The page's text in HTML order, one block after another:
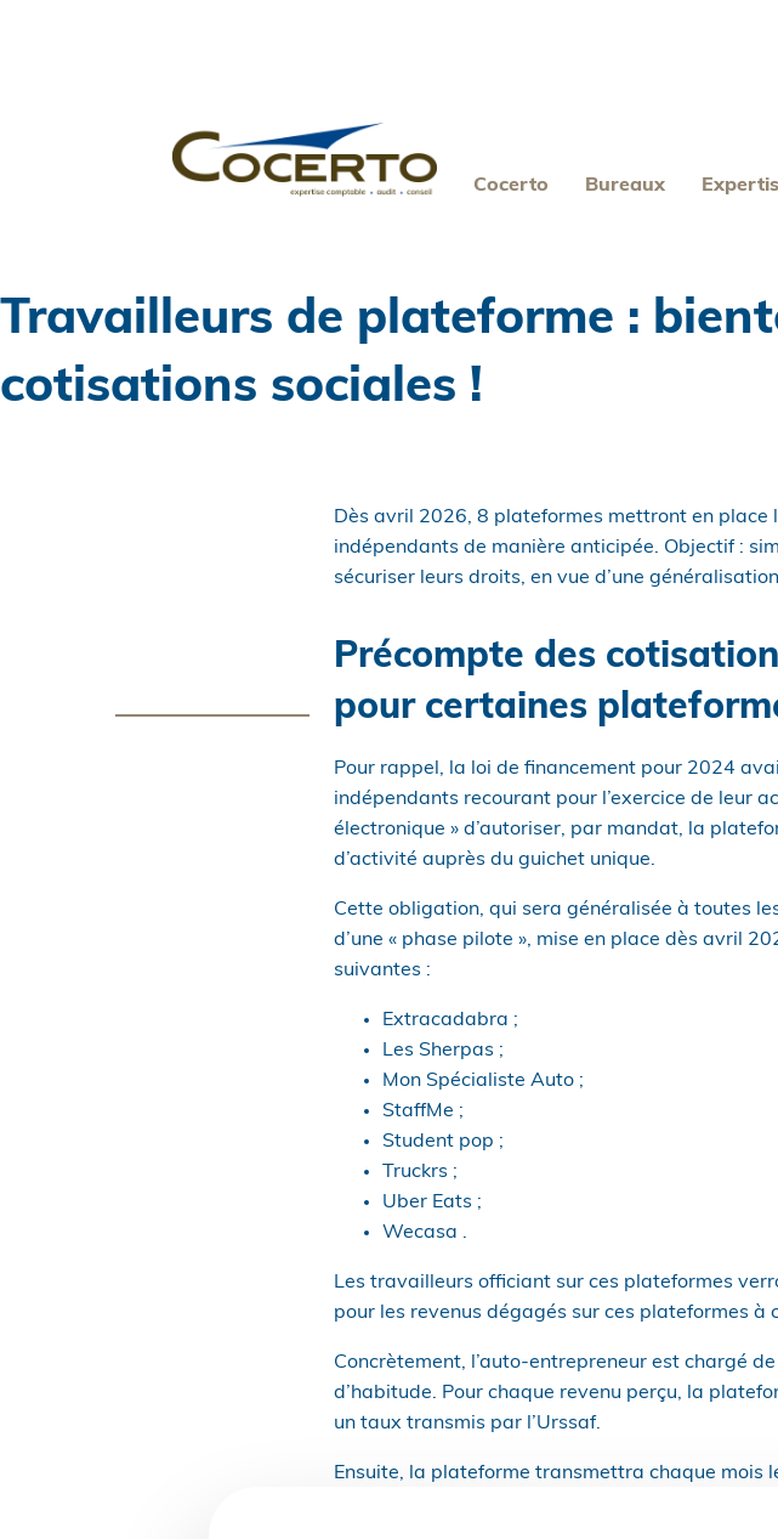
Cocerto Bureaux
Travailleurs de plateforme :
cotisations sociales !
Dès avril 2026, 8 plateformes mettront en
indépendants de manière anticipée. Objectif :
sécuriser leurs droits, en vue d’une
Précompte des
pour certaines
Pour rappel, la loi de financement pour 2024
indépendants recourant pour l’exercice de leur
électronique » d’autoriser, par mandat, la
d’activité auprès du guichet unique.
Cette obligation, qui sera généralisée à toutes
d’une « phase pilote », mise en place dès avril
suivantes :
Extracadabra ;
Les Sherpas ;
Mon Spécialiste Auto ;
StaffMe ;
Student pop ;
Truckrs ;
Uber Eats ;
Wecasa .
Les travailleurs officiant sur ces plateformes
pour les revenus dégagés sur ces plateformes à
Concrètement, l’auto-entrepreneur est chargé
d’habitude. Pour chaque revenu perçu, la
un taux transmis par l’Urssaf.
Ensuite, la plateforme transmettra chaque mois